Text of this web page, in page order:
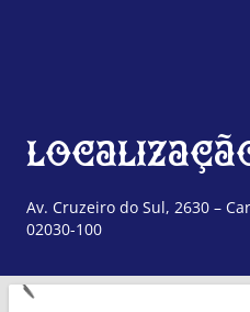
Av. Cruzeiro do Sul, 2630 –
02030-100